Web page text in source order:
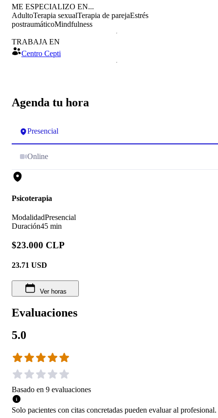
Agenda tu hora
Presencial
Online
Psicoterapia
ModalidadPresencial
Duración45 min
$23.000 CLP
23.71 USD
Ver horas
Evaluaciones
5.0
Basado en 9 evaluaciones
Solo pacientes con citas concretadas pueden evaluar al profesional.
ME ESPECIALIZO EN...
AdultoTerapia sexualTerapia de parejaEstrés
postraumáticoMindfulness
TRABAJA EN
Centro Cepti